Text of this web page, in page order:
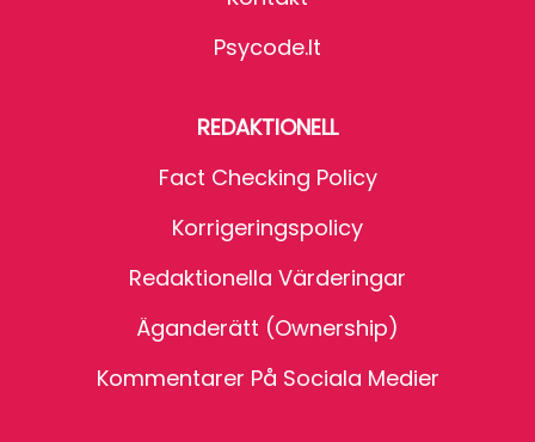
Psycode.it
REDAKTIONELL
Fact Checking Policy
Korrigeringspolicy
Redaktionella Värderingar
Äganderätt (Ownership)
Kommentarer På Sociala Medier